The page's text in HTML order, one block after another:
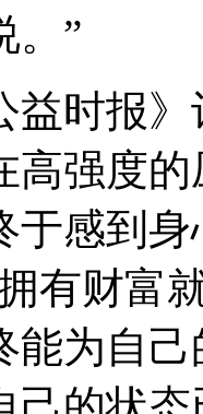
。”
益时报
高强度
于感到
财富
能为自